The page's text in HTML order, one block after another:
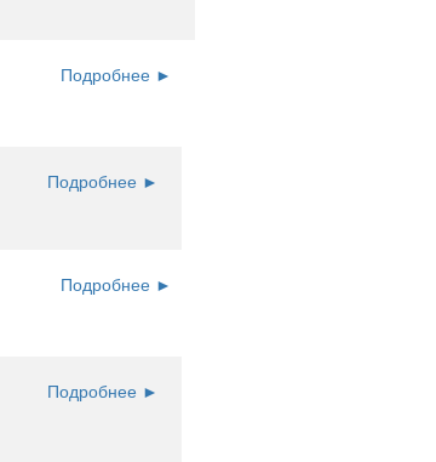
Подробнее ►
Подробнее ►
Подробнее ►
Подробнее ►